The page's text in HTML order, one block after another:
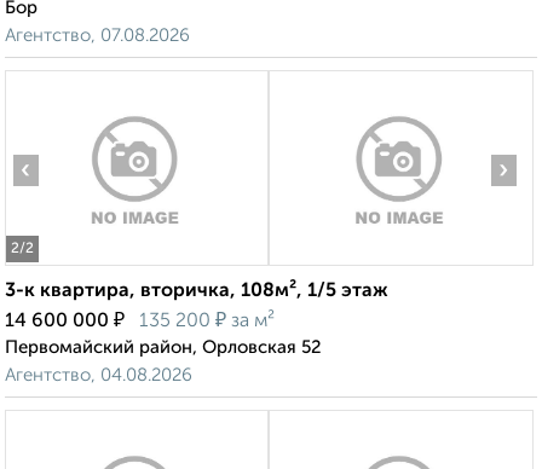
Бор
Агентство, 07.08.2026
2/2
‹ ›
3-к квартира, вторичка, 108м², 1/5 этаж
14 600 000 ₽ 135 200 ₽ за м²
Первомайский район, Орловская 52
Агентство, 04.08.2026